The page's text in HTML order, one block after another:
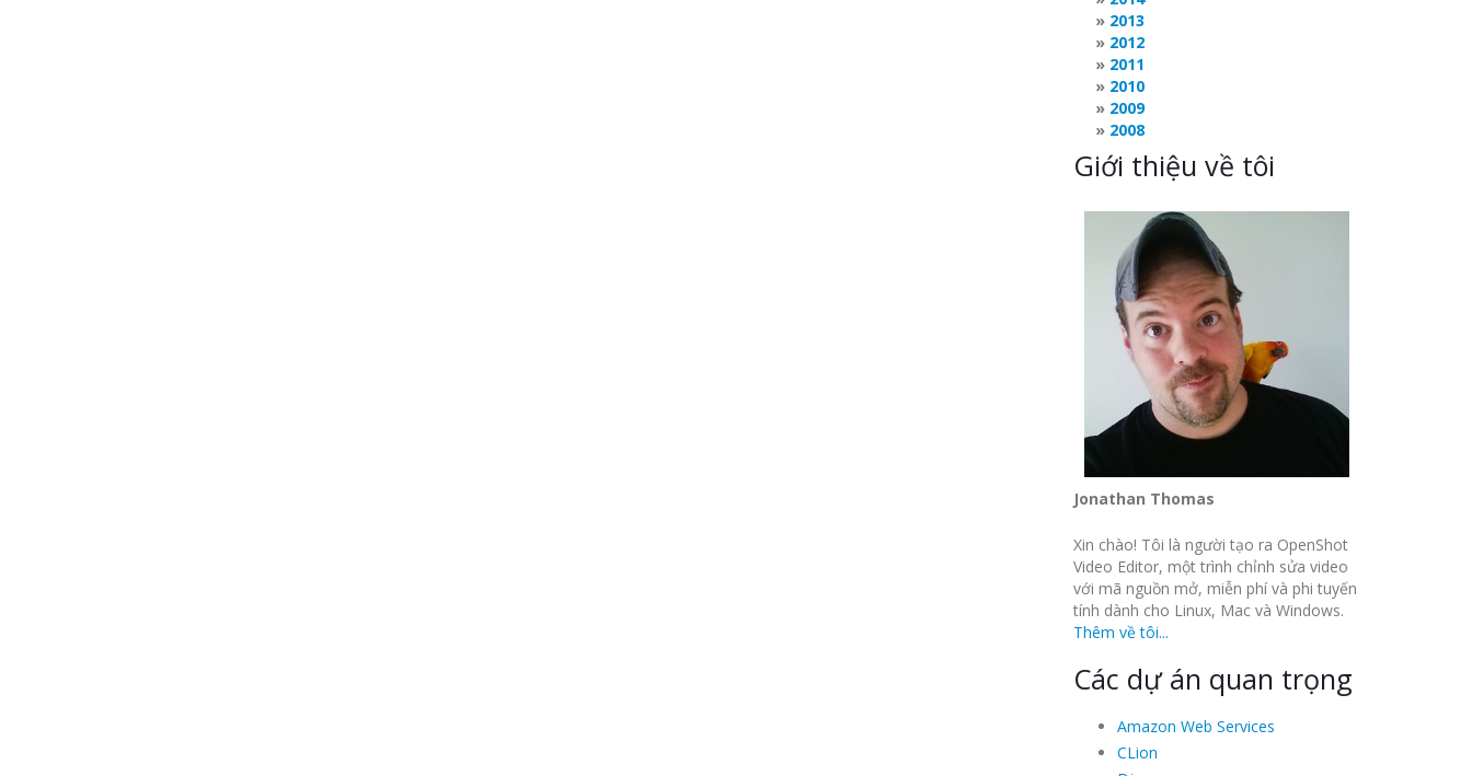
2013
2012
2011
2010
2009
2008
Giới thiệu về tôi
Jonathan Thomas
Xin chào! Tôi là người tạo ra OpenShot
Video Editor, một trình chỉnh sửa video
với mã nguồn mở, miễn phí và phi tuyến
tính dành cho Linux, Mac và Windows.
Thêm về tôi...
Các dự án quan trọng
Amazon Web Services
CLion